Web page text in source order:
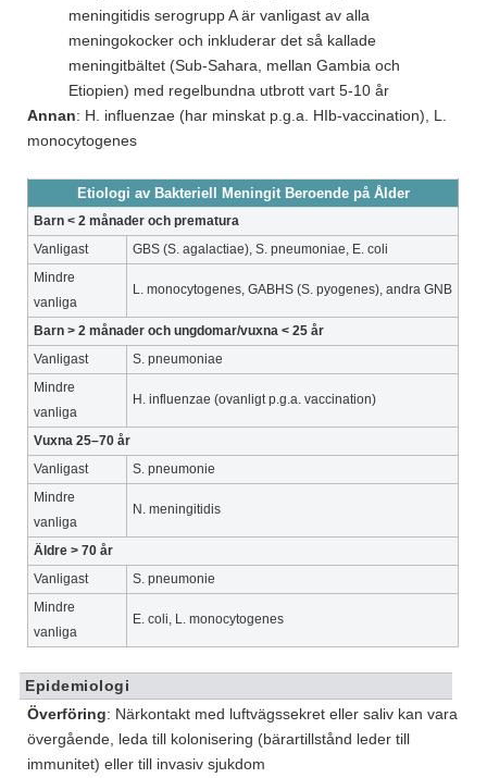
meningitidis serogrupp A är vanligast av alla
meningokocker och inkluderar det så kallade
meningitbältet (Sub-Sahara, mellan Gambia och
Etiopien) med regelbundna utbrott vart 5-10 år
Annan: H. influenzae (har minskat p.g.a. HIb-vaccination), L.
monocytogenes
Etiologi av Bakteriell Meningit Beroende på Ålder
Barn < 2 månader och prematura
Vanligast
GBS (S. agalactiae), S. pneumoniae, E. coli
Mindre
vanliga
L. monocytogenes, GABHS (S. pyogenes), andra GNB
Barn > 2 månader och ungdomar/vuxna < 25 år
Vanligast
S. pneumoniae
Mindre
vanliga
H. influenzae (ovanligt p.g.a. vaccination)
Vuxna 25–70 år
Vanligast
S. pneumonie
Mindre
vanliga
N. meningitidis
Äldre > 70 år
Vanligast
S. pneumonie
Mindre
vanliga
E. coli, L. monocytogenes
Epidemiologi
Överföring: Närkontakt med luftvägssekret eller saliv kan vara
övergående, leda till kolonisering (bärartillstånd leder till
immunitet) eller till invasiv sjukdom